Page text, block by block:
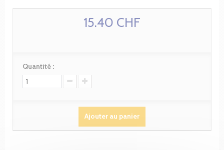
15.40 CHF
Quantité :
Ajouter au panier